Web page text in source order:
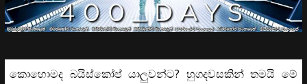
කොහොමද බයිස්කෝප් යාලුවන්ට? හුගදවසකින් තමයි මේ